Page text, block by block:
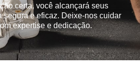
certa, você alcançará seus
segura e eficaz. Deixe-nos cuidar
expertise e dedicação.​